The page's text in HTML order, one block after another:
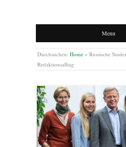
Menu
Durchsuchen: Home » Russische
Redaktionsalltag